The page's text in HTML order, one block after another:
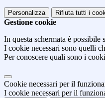
Personalizza Rifiuta tutti i
Gestione cookie
In questa schermata è
I cookie necessari sono quelli
Per conoscere quali sono i
Cookie necessari per il
I cookie necessari per il